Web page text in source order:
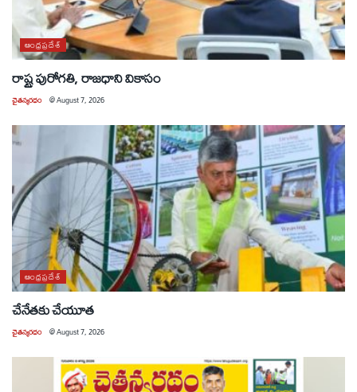
ఆంధ్రప్రదేశ్
రాష్ట్ర పురోగతి, రాజధాని వికాసం
చైతన్యరధం @August 7, 2026
ఆంధ్రప్రదేశ్
చేనేతకు చేయూత
చైతన్యరధం @August 7, 2026